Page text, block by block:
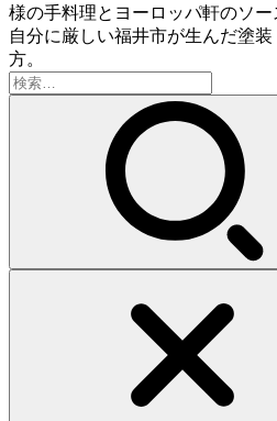
様の手料理とヨーロッパ軒のソー
自分に厳しい福井市が生んだ塗
方。
検
索: